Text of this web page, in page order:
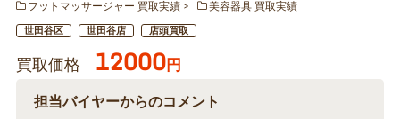
フットマッサージャー 買取実績
美容器具 買取実績
世田谷区 世田谷店 店頭買取
買取価格 12000円
担当バイヤーからのコメント